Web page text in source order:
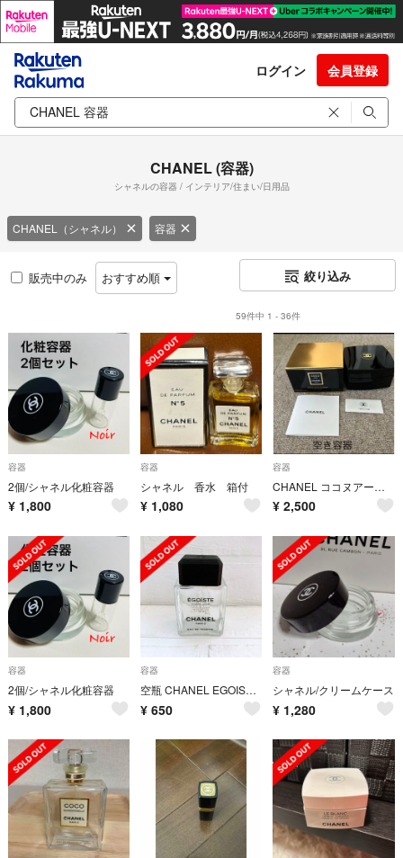
ログイン 会員登録
CHANEL (容器)
シャネルの容器 / インテリア/住まい/日用品
CHANEL（シャネル） 容器
販売中のみ おすすめ順 絞り込み
59件中 1 - 36件
容器
2個/シャネル化粧容器
¥ 1,800
容器
シャネル 香水 箱付
¥ 1,080
容器
CHANEL ココヌアール 空き容器
¥ 2,500
容器
2個/シャネル化粧容器
¥ 1,800
容器
空瓶 CHANEL EGOISTE 75ml
¥ 650
容器
シャネル/クリームケース
¥ 1,280